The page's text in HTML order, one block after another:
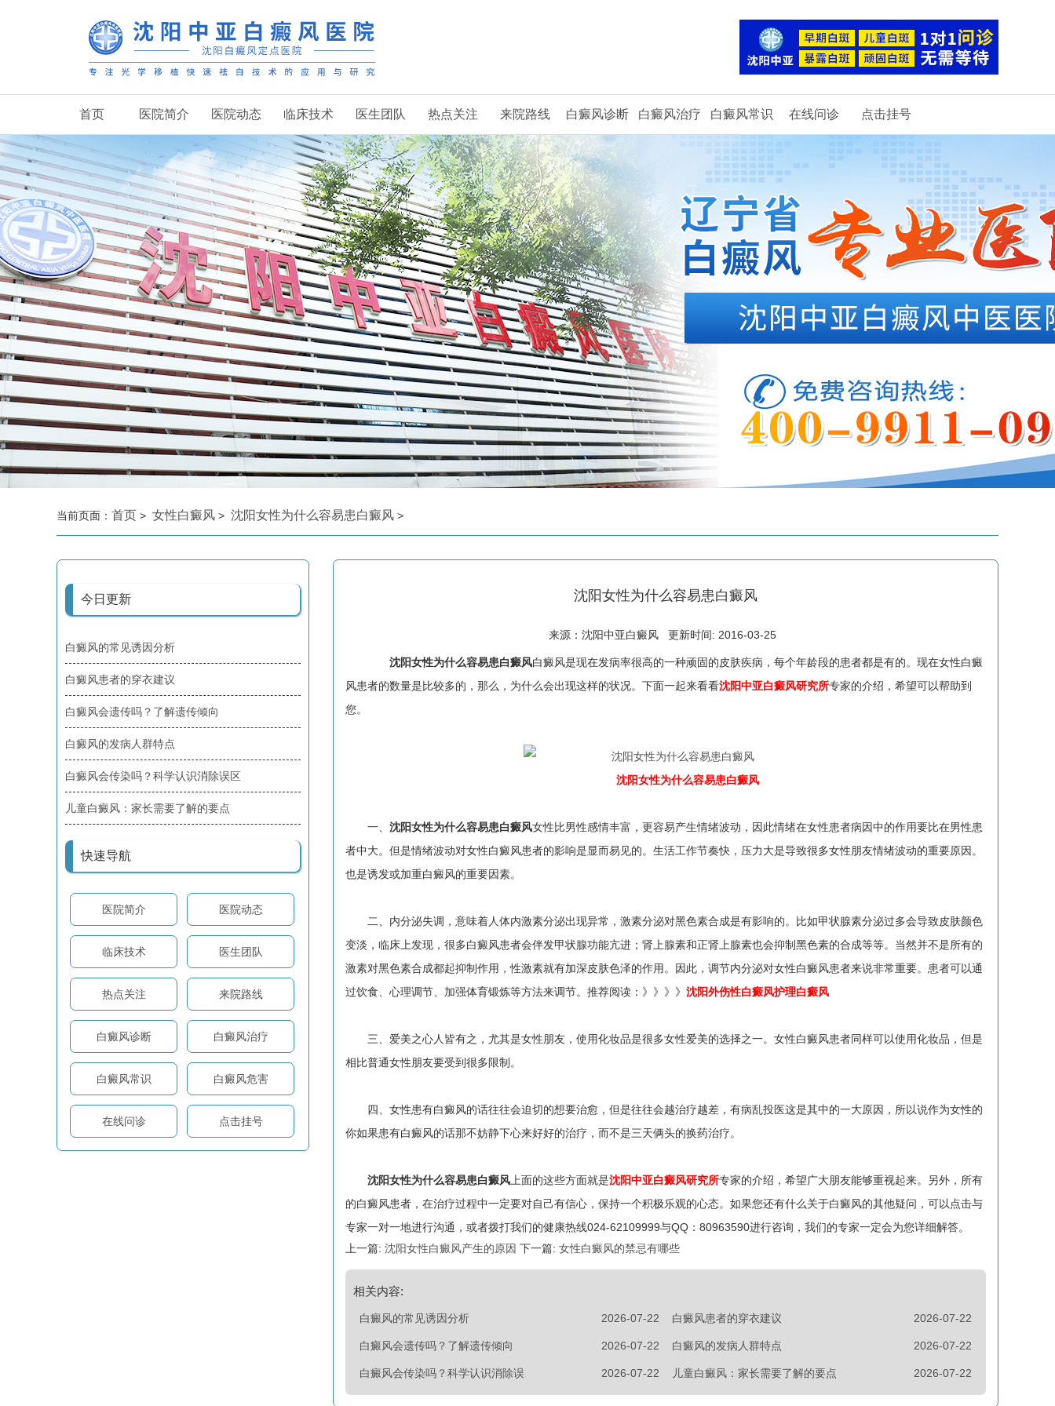
首页 医院简介 医院动态 临床技术 医生团队 热点关注 来院路线 白癜风诊断 白癜风治疗 白癜风常识 在线问诊 点击挂号
当前页面： 首页 > 女性白癜风 > 沈阳女性为什么容易患白癜风 >
今日更新
白癜风的常见诱因分析
白癜风患者的穿衣建议
白癜风会遗传吗？了解遗传倾向
白癜风的发病人群特点
白癜风会传染吗？科学认识消除误区
儿童白癜风：家长需要了解的要点
快速导航
医院简介 医院动态
临床技术 医生团队
热点关注 来院路线
白癜风诊断 白癜风治疗
白癜风常识 白癜风危害
在线问诊 点击挂号
沈阳女性为什么容易患白癜风
来源：沈阳中亚白癜风 更新时间: 2016-03-25
沈阳女性为什么容易患白癜风白癜风是现在发病率很高的一种顽固的皮肤疾病，每个年龄段的患者都是有的。现在女性白癜
风患者的数量是比较多的，那么，为什么会出现这样的状况。下面一起来看看沈阳中亚白癜风研究所专家的介绍，希望可以帮助到
您。
沈阳女性为什么容易患白癜风
一、 沈阳女性为什么容易患白癜风女性比男性感情丰富，更容易产生情绪波动，因此情绪在女性患者病因中的作用要比在男性患
者中大。但是情绪波动对女性白癜风患者的影响是显而易见的。生活工作节奏快，压力大是导致很多女性朋友情绪波动的重要原因。
也是诱发或加重白癜风的重要因素。
二、内分泌失调，意味着人体内激素分泌出现异常，激素分泌对黑色素合成是有影响的。比如甲状腺素分泌过多会导致皮肤颜色
变淡，临床上发现，很多白癜风患者会伴发甲状腺功能亢进；肾上腺素和正肾上腺素也会抑制黑色素的合成等等。当然并不是所有的
激素对黑色素合成都起抑制作用，性激素就有加深皮肤色泽的作用。因此，调节内分泌对女性白癜风患者来说非常重要。患者可以通
过饮食、心理调节、加强体育锻炼等方法来调节。推荐阅读：》》》》 沈阳外伤性白癜风护理白癜风
三、爱美之心人皆有之，尤其是女性朋友，使用化妆品是很多女性爱美的选择之一。女性白癜风患者同样可以使用化妆品，但是
相比普通女性朋友要受到很多限制。
四、女性患有白癜风的话往往会迫切的想要治愈，但是往往会越治疗越差，有病乱投医这是其中的一大原因，所以说作为女性的
你如果患有白癜风的话那不妨静下心来好好的治疗，而不是三天俩头的换药治疗。
沈阳女性为什么容易患白癜风 上面的这些方面就是沈阳中亚白癜风研究所专家的介绍，希望广大朋友能够重视起来。另外，所有
的白癜风患者，在治疗过程中一定要对自己有信心，保持一个积极乐观的心态。如果您还有什么关于白癜风的其他疑问，可以点击与
专家一对一地进行沟通，或者拨打我们的健康热线024-62109999与QQ：80963590进行咨询，我们的专家一定会为您详细解答。
上一篇: 沈阳女性白癜风产生的原因 下一篇: 女性白癜风的禁忌有哪些
相关内容:
2026-07-22
白癜风的常见诱因分析 2026-07-22
白癜风患者的穿衣建议
2026-07-22
白癜风会遗传吗？了解遗传倾向 2026-07-22
白癜风的发病人群特点
2026-07-22
白癜风会传染吗？科学认识消除误 2026-07-22
儿童白癜风：家长需要了解的要点